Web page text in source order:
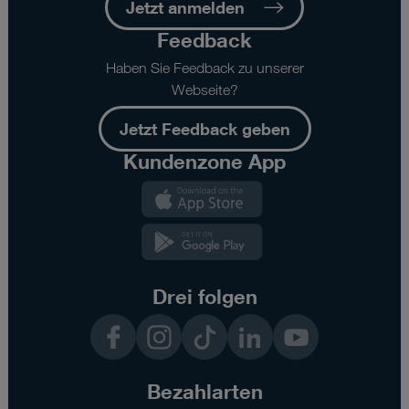
Jetzt anmelden
Feedback
Haben Sie Feedback zu unserer
Webseite?
Jetzt Feedback geben
Kundenzone App
Drei folgen
InstagramTikTok LinkedInYouTube
Bezahlarten
Sie nur jene Cookies im Einsatz, die zur Funktion dieser
Website unerlässlich sind.